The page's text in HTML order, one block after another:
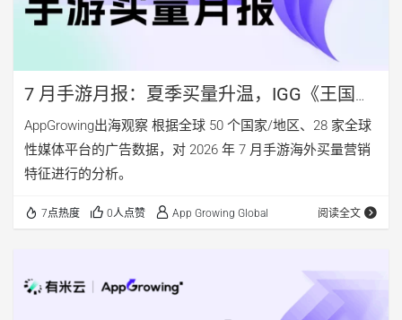
7 月手游月报：夏季买量升温，IGG《王国纪
元》再次破圈
AppGrowing出海观察 根据全球 50 个国家/地区、28 家全球
性媒体平台的广告数据，对 2026 年 7 月手游海外买量营销
特征进行的分析。
7点热度 0人点赞 App Growing Global 阅读全文